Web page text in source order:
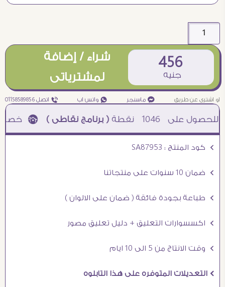
456
جنيه
شراء / إضافة
لمشترياتى
او اشترى عن طريق ¥ ماسنجر ₧ واتس اب ƒ اتصل 01158589856
1046 نقطة( برنامج نقاطى )à خصم 5% للعملاء الجدد à شحن مجانى عند الشراء ب 4000 جنيه à
Ö كود المنتج : SA87953
Ö ضمان 10 سنوات على منتجاتنا
Ö طباعة بجودة فائقة ( ضمان على الالوان )
Ö اكسسوارات التعليق + دليل تعليق مصور
Ö وقت الانتاج من 5 الى 10 ايام
Ö التعديلات المتوفره على هذا التابلوه